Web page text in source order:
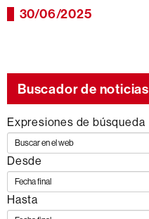
30/06/2025
Buscador de noticias
Expresiones de búsqueda
Desde
Hasta